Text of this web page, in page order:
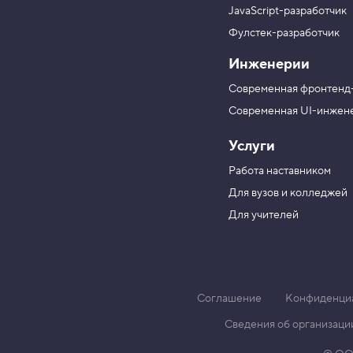
JavaScript-разработчик
Фулстек-разработчик
Инженерии
Современная
Современная UI-
Услуги
Работа наставником
Для вузов и колледжей
Для учителей
Соглашение
Сведения об